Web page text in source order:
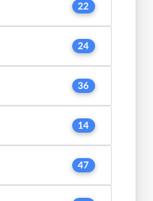
22
24
36
14
47